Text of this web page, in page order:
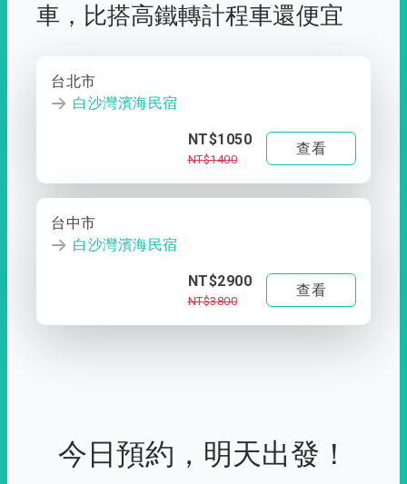
車， 比搭高鐵轉計程車還便宜
台北市
白沙灣濱海民宿
NT$1050
NT$1400
查看
台中市
白沙灣濱海民宿
NT$2900
NT$3800
查看
今日預約，明天出發！